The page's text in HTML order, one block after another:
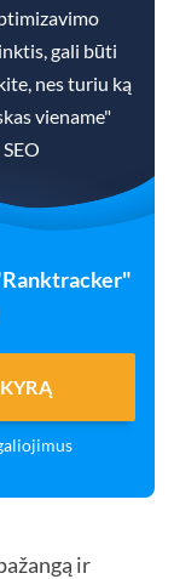
gali būti
nes turiu ką
viename"
ir